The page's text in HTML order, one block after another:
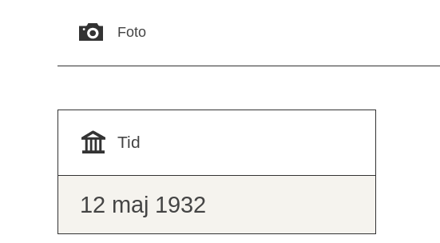
Foto
Tid
12 maj 1932